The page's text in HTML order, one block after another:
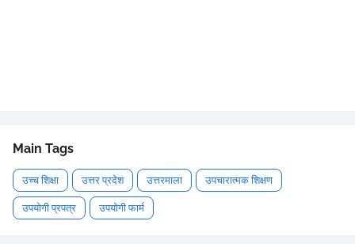
Main Tags
उच्च शिक्षा उत्तर प्रदेश उत्तरमाला उपचारात्मक शिक्षण
उपयोगी प्रपत्र उपयोगी फार्म